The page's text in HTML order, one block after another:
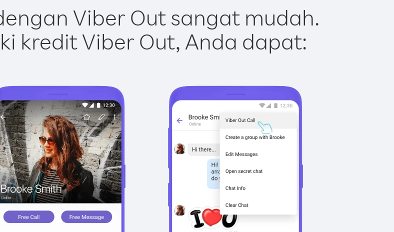
Viber Out sangat mudah.
kredit Viber Out, Anda dapat: